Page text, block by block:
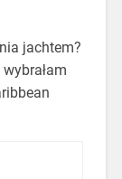
jachtem?